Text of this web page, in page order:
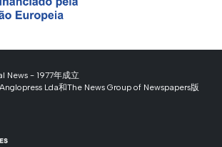
News - 1977年成立
Lda和The News Group of Newspapers版